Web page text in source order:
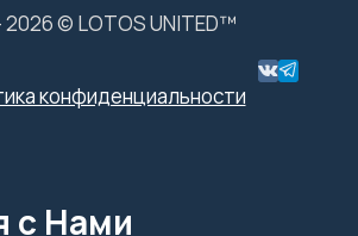
2026 © LOTOS UNITED™
конфиденциальности
с Нами